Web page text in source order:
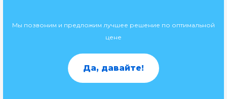
Мы позвоним и предложим лучшее решение по оптимальной
цене
Да, давайте!